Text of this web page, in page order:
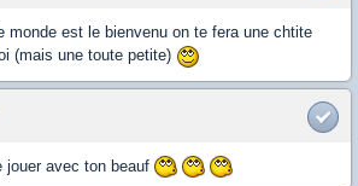
monde est le bienvenu on te fera une chtite
(mais une toute petite)
jouer avec ton beauf